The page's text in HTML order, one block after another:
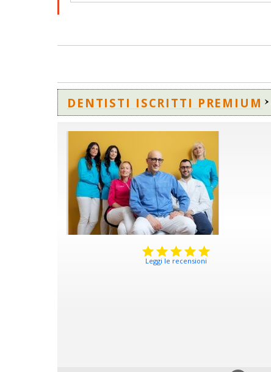
DENTISTI ISCRITTI PREMIUM
Leggi le recensioni